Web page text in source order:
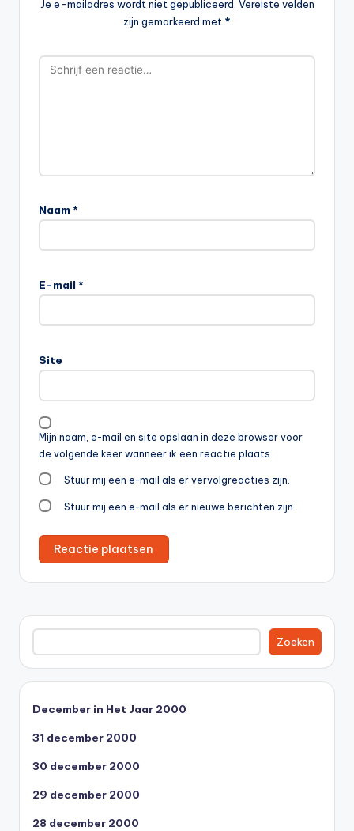
Je e-mailadres wordt niet gepubliceerd. Vereiste velden
zijn gemarkeerd met *
Naam *
E-mail *
Site
Mijn naam, e-mail en site opslaan in deze browser voor
de volgende keer wanneer ik een reactie plaats.
Stuur mij een e-mail als er vervolgreacties zijn.
Stuur mij een e-mail als er nieuwe berichten zijn.
Zoeken
Zoeken
December in Het Jaar 2000
31 december 2000
30 december 2000
29 december 2000
28 december 2000